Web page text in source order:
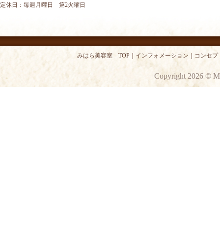
定休日：毎週月曜日 第2火曜日
みはら美容室 TOP インフォメーション コンセプ
Copyright 2026 ©